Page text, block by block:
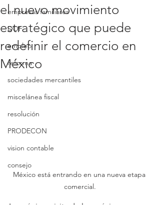
empresas familiares
DOF
empleo
reforma
sociedades mercantiles
miscelánea fiscal
resolución
PRODECON
vision contable
consejo
el nuevo movimiento
estratégico que puede
redefinir el comercio en
México
México está entrando en una nueva etapa
comercial.